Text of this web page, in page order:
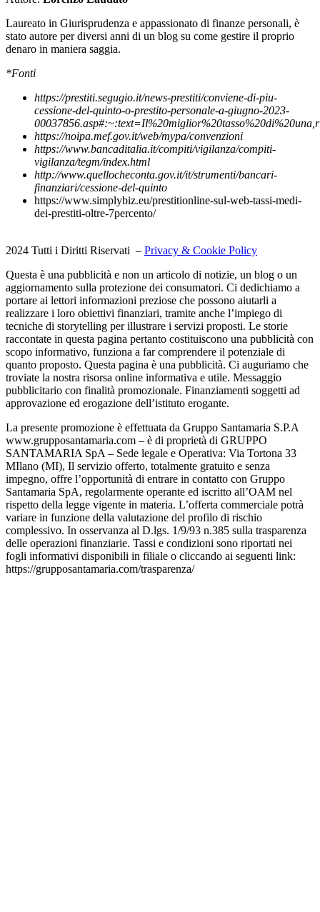
Laureato in Giurisprudenza e appassionato di finanze personali, è
stato autore per diversi anni di un blog su come gestire il proprio
denaro in maniera saggia.
*Fonti
https://prestiti.segugio.it/news-prestiti/conviene-di-piu-
cessione-del-quinto-o-prestito-personale-a-giugno-2023-
https://noipa.mef.gov.it/web/mypa/convenzioni
https://www.bancaditalia.it/compiti/vigilanza/compiti-
vigilanza/tegm/index.html
http://www.quellocheconta.gov.it/it/strumenti/bancari-
finanziari/cessione-del-quinto
https://www.simplybiz.eu/prestitionline-sul-web-tassi-medi-
dei-prestiti-oltre-7percento/
2024 Tutti i Diritti Riservati – Privacy & Cookie Policy
Questa è una pubblicità e non un articolo di notizie, un blog o un
aggiornamento sulla protezione dei consumatori. Ci dedichiamo a
portare ai lettori informazioni preziose che possono aiutarli a
realizzare i loro obiettivi finanziari, tramite anche l’impiego di
tecniche di storytelling per illustrare i servizi proposti. Le storie
raccontate in questa pagina pertanto costituiscono una pubblicità con
scopo informativo, funziona a far comprendere il potenziale di
quanto proposto. Questa pagina è una pubblicità. Ci auguriamo che
troviate la nostra risorsa online informativa e utile. Messaggio
pubblicitario con finalità promozionale. Finanziamenti soggetti ad
approvazione ed erogazione dell’istituto erogante.
La presente promozione è effettuata da Gruppo Santamaria S.P.A
www.grupposantamaria.com – è di proprietà di GRUPPO
SANTAMARIA SpA – Sede legale e Operativa: Via Tortona 33
MIlano (MI), Il servizio offerto, totalmente gratuito e senza
impegno, offre l’opportunità di entrare in contatto con Gruppo
Santamaria SpA, regolarmente operante ed iscritto all’OAM nel
rispetto della legge vigente in materia. L’offerta commerciale potrà
variare in funzione della valutazione del profilo di rischio
complessivo. In osservanza al D.lgs. 1/9/93 n.385 sulla trasparenza
delle operazioni finanziarie. Tassi e condizioni sono riportati nei
fogli informativi disponibili in filiale o cliccando ai seguenti link:
https://grupposantamaria.com/trasparenza/